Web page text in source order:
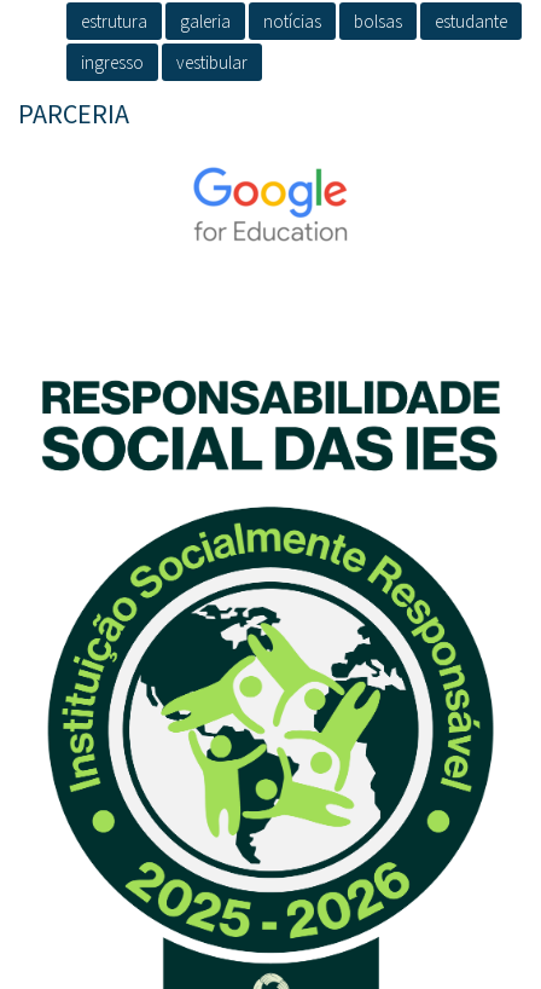
estrutura
galeria notícias bolsas
estudante
ingresso
vestibular
PARCERIA